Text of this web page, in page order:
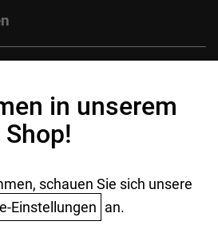
in unserem
Shop!
schauen Sie sich unsere
Einstellungen an.